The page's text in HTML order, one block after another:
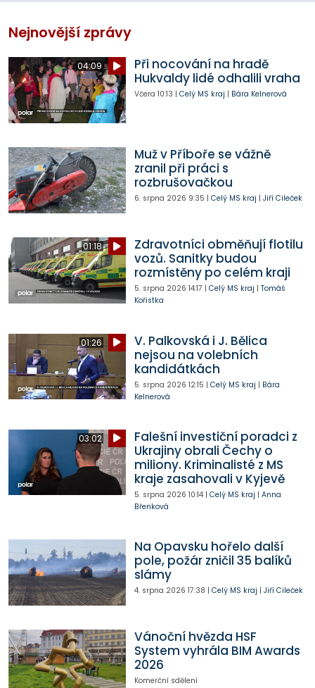
Nejnovější zprávy
04:09
Při nocování na hradě
Hukvaldy lidé odhalili vraha
Včera 10:13 | Celý MS kraj | Bára Kelnerová
Muž v Příboře se vážně
zranil při práci s
rozbrušovačkou
6. srpna 2026 9:35 | Celý MS kraj | Jiří Cileček
01:18
Zdravotníci obměňují flotilu
vozů. Sanitky budou
rozmístěny po celém kraji
5. srpna 2026 14:17 | Celý MS kraj | Tomáš
Kořistka
01:26
V. Palkovská i J. Bělica
nejsou na volebních
kandidátkách
5. srpna 2026 12:15 | Celý MS kraj | Bára
Kelnerová
03:02
Falešní investiční poradci z
Ukrajiny obrali Čechy o
miliony. Kriminalisté z MS
kraje zasahovali v Kyjevě
5. srpna 2026 10:14| Celý MS kraj | Anna
Břenková
Na Opavsku hořelo další
pole, požár zničil 35 balíků
slámy
4. srpna 2026 17:38 | Celý MS kraj | Jiří Cileček
Vánoční hvězda HSF
System vyhrála BIM Awards
2026
Komerční sdělení